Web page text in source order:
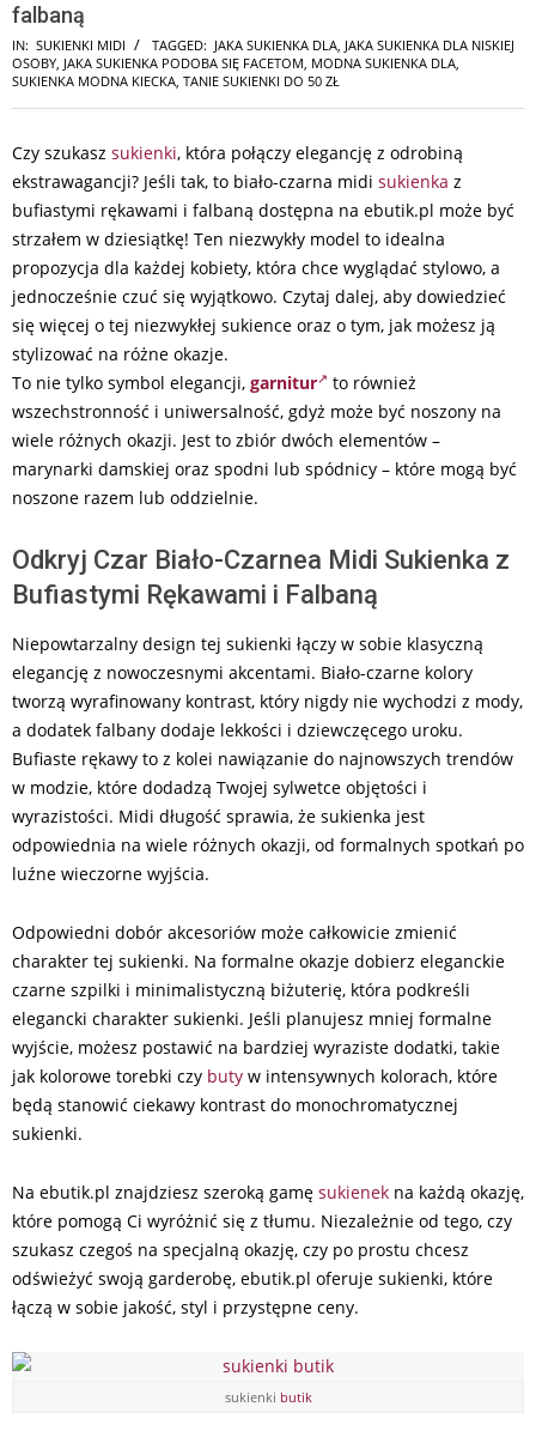
falbaną
IN: SUKIENKI MIDI TAGGED: JAKA SUKIENKA DLA JAKA SUKIENKA DLA NISKIEJ
OSOBY JAKA SUKIENKA PODOBA SIĘ FACETOM MODNA SUKIENKA DLA
SUKIENKA MODNA KIECKA TANIE SUKIENKI DO 50 ZŁ
Czy szukasz sukienki, która połączy elegancję z odrobiną
ekstrawagancji? Jeśli tak, to biało-czarna midi sukienka z
bufiastymi rękawami i falbaną dostępna na ebutik.pl może być
strzałem w dziesiątkę! Ten niezwykły model to idealna
propozycja dla każdej kobiety, która chce wyglądać stylowo, a
jednocześnie czuć się wyjątkowo. Czytaj dalej, aby dowiedzieć
się więcej o tej niezwykłej sukience oraz o tym, jak możesz ją
stylizować na różne okazje.
To nie tylko symbol elegancji, garnitur
to również
wszechstronność i uniwersalność, gdyż może być noszony na
wiele różnych okazji. Jest to zbiór dwóch elementów –
marynarki damskiej oraz spodni lub spódnicy – które mogą być
noszone razem lub oddzielnie.
Odkryj Czar Biało-Czarnea Midi Sukienka z
Bufiastymi Rękawami i Falbaną
Niepowtarzalny design tej sukienki łączy w sobie klasyczną
elegancję z nowoczesnymi akcentami. Biało-czarne kolory
tworzą wyrafinowany kontrast, który nigdy nie wychodzi z mody,
a dodatek falbany dodaje lekkości i dziewczęcego uroku.
Bufiaste rękawy to z kolei nawiązanie do najnowszych trendów
w modzie, które dodadzą Twojej sylwetce objętości i
wyrazistości. Midi długość sprawia, że sukienka jest
odpowiednia na wiele różnych okazji, od formalnych spotkań po
luźne wieczorne wyjścia.
Odpowiedni dobór akcesoriów może całkowicie zmienić
charakter tej sukienki. Na formalne okazje dobierz eleganckie
czarne szpilki i minimalistyczną biżuterię, która podkreśli
elegancki charakter sukienki. Jeśli planujesz mniej formalne
wyjście, możesz postawić na bardziej wyraziste dodatki, takie
jak kolorowe torebki czy buty w intensywnych kolorach, które
będą stanowić ciekawy kontrast do monochromatycznej
sukienki.
Na ebutik.pl znajdziesz szeroką gamę sukienek na każdą okazję,
które pomogą Ci wyróżnić się z tłumu. Niezależnie od tego, czy
szukasz czegoś na specjalną okazję, czy po prostu chcesz
odświeżyć swoją garderobę, ebutik.pl oferuje sukienki, które
łączą w sobie jakość, styl i przystępne ceny.
sukienki butik